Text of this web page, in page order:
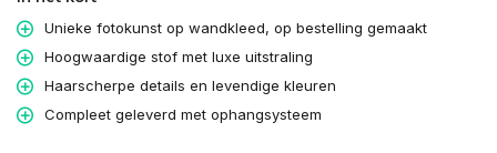
Unieke fotokunst op wandkleed, op bestelling gemaakt
Hoogwaardige stof met luxe uitstraling
Haarscherpe details en levendige kleuren
Compleet geleverd met ophangsysteem